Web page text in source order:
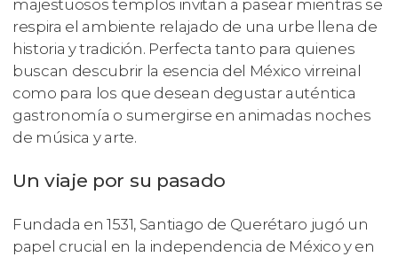
majestuosos templos invitan a pasear mientras se
respira el ambiente relajado de una urbe llena de
historia y tradición. Perfecta tanto para quienes
buscan descubrir la esencia del México virreinal
como para los que desean degustar auténtica
gastronomía o sumergirse en animadas noches
de música y arte.
Un viaje por su pasado
Fundada en 1531, Santiago de Querétaro jugó un
papel crucial en la independencia de México y en